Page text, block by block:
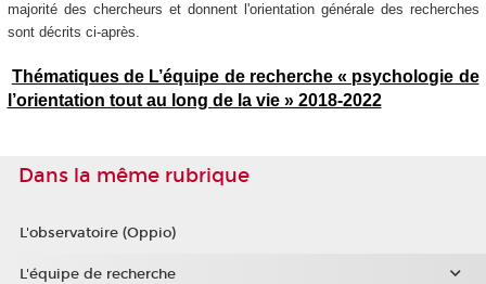
majorité des chercheurs et donnent l'orientation générale des recherches
sont décrits ci-après.
Thématiques de L’équipe de recherche « psychologie de
l’orientation tout au long de la vie » 2018-2022
Dans la même rubrique
L'observatoire (Oppio)
L'équipe de recherche